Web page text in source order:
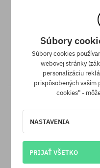
Záruka
Máme najlepšie ceny, ale
inom e-shope a s nižšou
30 dní
Súbory
Súbory cookies
webovej stránky
personalizáciu
prispôsobených vašim
cookies" -
NASTAVENIA
PRIJAŤ VŠETKO